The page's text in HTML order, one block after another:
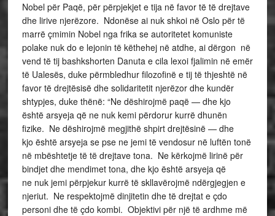
Nobel për Paqë, për përpjekjet e tija në favor të të drejtave
dhe lirive njerëzore. Ndonëse ai nuk shkoi në Oslo për të
marrë çmimin Nobel nga frika se autoritetet komuniste
polake nuk do e lejonin të këthehej në atdhe, ai dërgon në
vend të tij bashkshorten Danuta e cila lexoi fjalimin në emër
të Ualesës, duke përmbledhur filozofinë e tij të thjeshtë në
favor të drejtësisë dhe solidaritetit njerëzor dhe kundër
shtypjes, duke thënë: “Ne dëshirojmë paqë — dhe kjo
është arsyeja që ne nuk kemi përdorur kurrë dhunën
fizike. Ne dëshirojmë megjithë shpirt drejtësinë — dhe
kjo është arsyeja se pse ne jemi të vendosur në luftën tonë
në mbështetje të të drejtave tona. Ne kërkojmë lirinë për
bindjet dhe mendimet tona, dhe kjo është arsyeja që
ne nuk jemi përpjekur kurrë të skllavërojmë ndërgjegjen e
njeriut. Ne respektojmë dinjitetin dhe të drejtat e çdo
personi dhe të çdo kombi. Objektivi për një të ardhme më